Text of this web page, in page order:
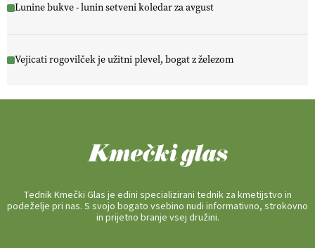
Lunine bukve - lunin setveni koledar za avgust
Vejicati rogovilček je užitni plevel, bogat z železom
Tednik Kmečki Glas je edini specializirani tednik za kmetijstvo in
podeželje pri nas. S svojo bogato vsebino nudi informativno, strokovno
in prijetno branje vsej družini.